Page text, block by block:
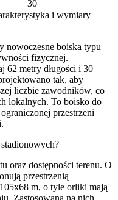
30
i wymiary
nowoczesne boiska typu
fizycznej.
62 metry długości i 30
tak, aby
liczbie zawodników, co
lokalnych. To boisko do
przestrzeni
oraz dostępności terenu. O
przestrzenią
m, o tyle orliki mają
Zastosowana na nich